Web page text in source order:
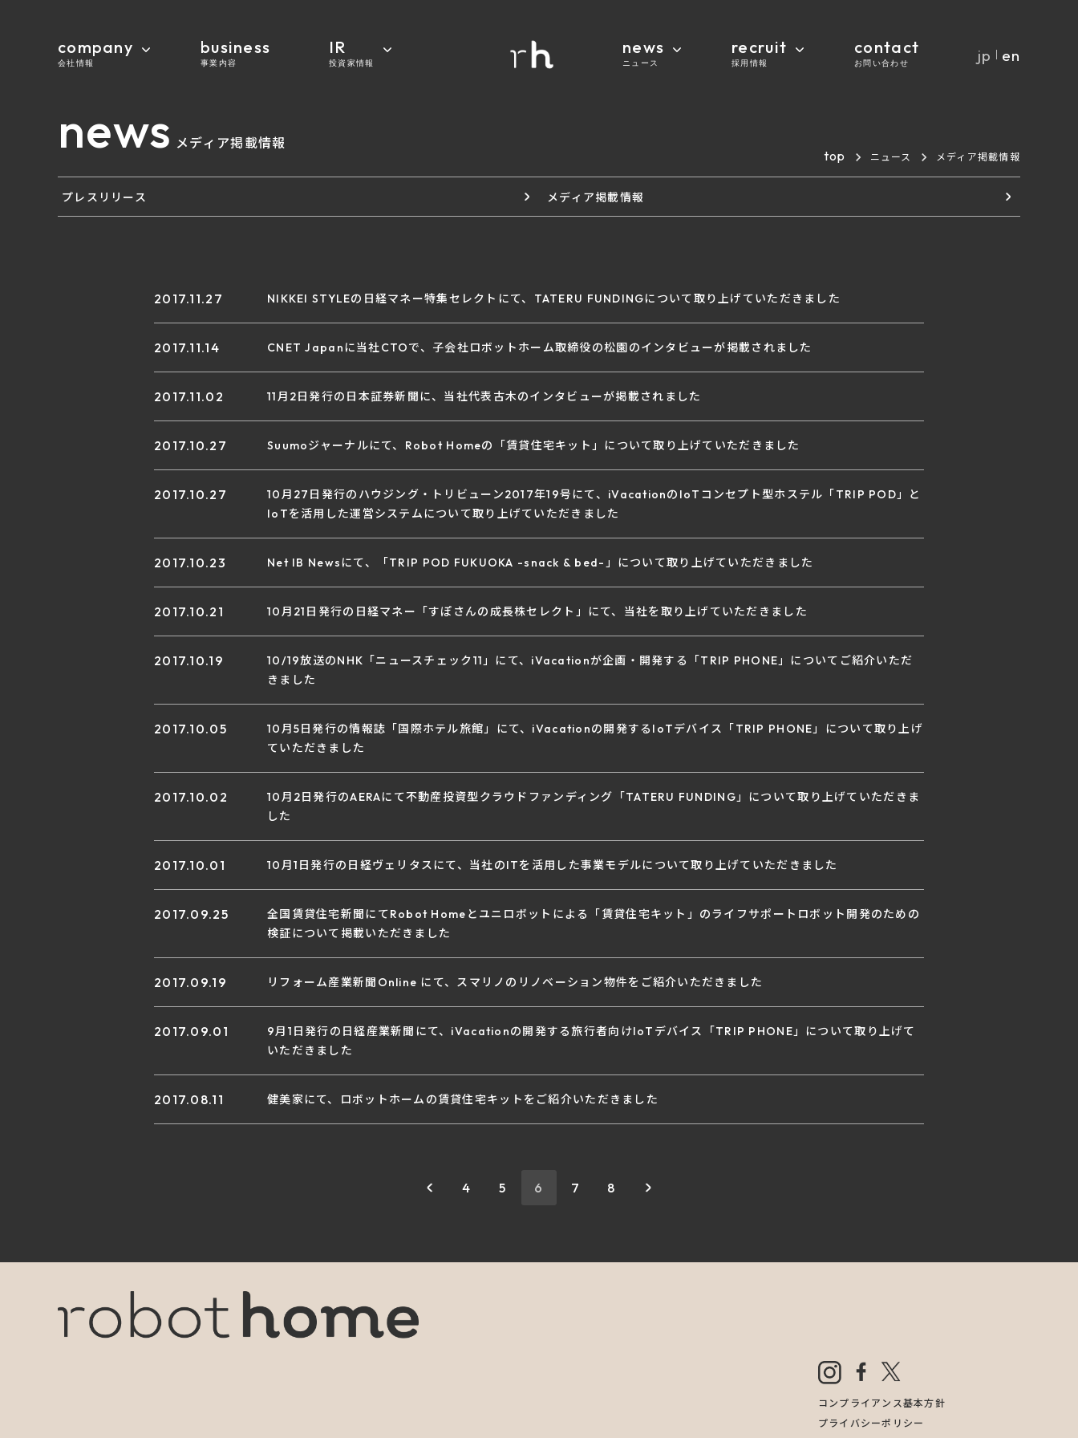
company
会社情報
business
事業内容
IR
投資家情報
news
ニュース
recruit
採用情報
contact
お問い合わせ jp en
news メディア掲載情報
top
ニュース メディア掲載情報
プレスリリース メディア掲載情報
2017.11.27 NIKKEI STYLEの日経マネー特集セレクトにて、TATERU FUNDINGについて取り上げていただきました
2017.11.14 CNET Japanに当社CTOで、子会社ロボットホーム取締役の松園のインタビューが掲載されました
2017.11.02 11月2日発行の日本証券新聞に、当社代表古木のインタビューが掲載されました
2017.10.27 Suumoジャーナルにて、Robot Homeの「賃貸住宅キット」について取り上げていただきました
2017.10.27
10月27日発行のハウジング・トリビューン2017年19号にて、iVacationのIoTコンセプト型ホステル「TRIP POD」と
IoTを活用した運営システムについて取り上げていただきました
2017.10.23 Net IB Newsにて、「TRIP POD FUKUOKA -snack & bed-」について取り上げていただきました
2017.10.21 10月21日発行の日経マネー「すぽさんの成長株セレクト」にて、当社を取り上げていただきました
2017.10.19
10/19放送のNHK「ニュースチェック11」にて、iVacationが企画・開発する「TRIP PHONE」についてご紹介いただ
きました
2017.10.05
10月5日発行の情報誌「国際ホテル旅館」にて、iVacationの開発するIoTデバイス「TRIP PHONE」について取り上げ
ていただきました
2017.10.02
10月2日発行のAERAにて不動産投資型クラウドファンディング「TATERU FUNDING」について取り上げていただきま
した
2017.10.01 10月1日発行の日経ヴェリタスにて、当社のITを活用した事業モデルについて取り上げていただきました
2017.09.25
全国賃貸住宅新聞にてRobot Homeとユニロボットによる「賃貸住宅キット」のライフサポートロボット開発のための
検証について掲載いただきました
2017.09.19 リフォーム産業新聞Online にて、スマリノのリノベーション物件をご紹介いただきました
2017.09.01
9月1日発行の日経産業新聞にて、iVacationの開発する旅行者向けIoTデバイス「TRIP PHONE」について取り上げて
いただきました
2017.08.11 健美家にて、ロボットホームの賃貸住宅キットをご紹介いただきました
4 5 6 7 8
コンプライアンス基本方針
プライバシーポリシー